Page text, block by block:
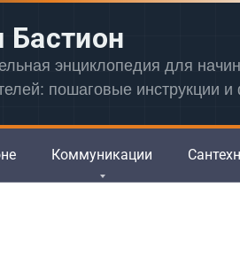
энциклопедия для
пошаговые инструкции и
Коммуникации